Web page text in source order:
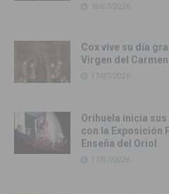
18/07/2026
Cox vive su día
Virgen del Carmen
17/07/2026
Orihuela inicia
con la Exposición
Enseña del Oriol
17/07/2026